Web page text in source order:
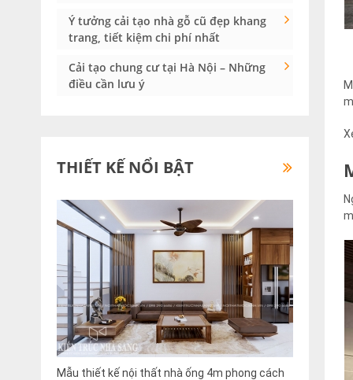
Ý tưởng cải tạo nhà gỗ cũ đẹp khang
trang, tiết kiệm chi phí nhất
Cải tạo chung cư tại Hà Nội – Những
điều cần lưu ý
THIẾT KẾ NỔI BẬT
Mẫu thiết kế nội thất nhà ống 4m phong cách